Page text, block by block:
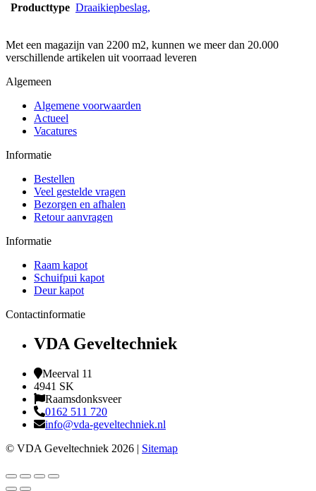
Producttype Draaikiepbeslag,
Met een magazijn van 2200 m2, kunnen we meer dan 20.000
verschillende artikelen uit voorraad leveren
Algemeen
Algemene voorwaarden
Actueel
Vacatures
Informatie
Bestellen
Veel gestelde vragen
Bezorgen en afhalen
Retour aanvragen
Informatie
Raam kapot
Schuifpui kapot
Deur kapot
Contactinformatie
VDA Geveltechniek
Meerval 11
4941 SK
Raamsdonksveer
0162 511 720
info@vda-geveltechniek.nl
© VDA Geveltechniek 2026 | Sitemap